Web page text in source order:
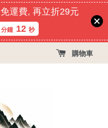
運費, 再立折29元
分鐘 11 秒
購物車